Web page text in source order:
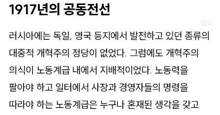
1917년의 공동전선
러시아에는 독일, 영국 등지에서 발전하고 있던 종류의
대중적 개혁주의 정당이 없었다. 그럼에도 개혁주의
의식이 노동계급 내에서 지배적이었다. 노동력을
팔아야 하고 일터에서 사장과 경영자들의 명령을
따라야 하는 노동계급은 누구나 혼재된 생각을 갖고